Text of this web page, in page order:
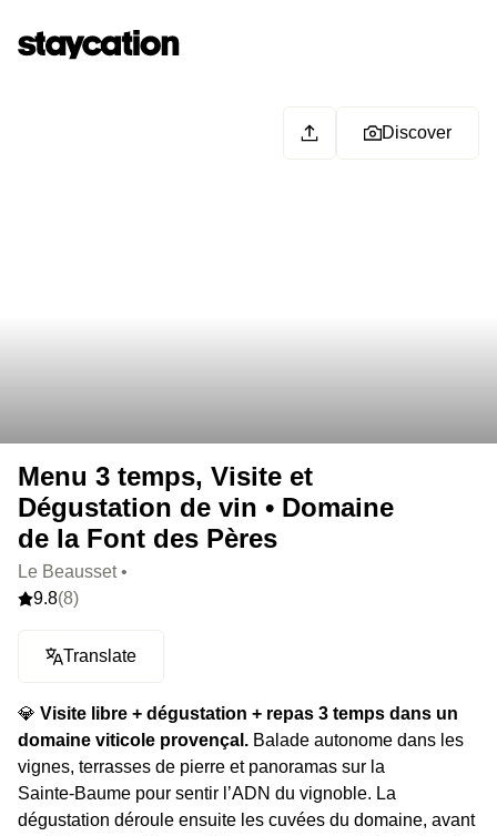
Discover
Menu 3 temps, Visite et
Dégustation de vin • Domaine
de la Font des Pères
Le Beausset •
9.8(8)
Translate
💎 Visite libre + dégustation + repas 3 temps dans un
domaine viticole provençal. Balade autonome dans les
vignes, terrasses de pierre et panoramas sur la
Sainte‑Baume pour sentir l’ADN du vignoble. La
dégustation déroule ensuite les cuvées du domaine, avant